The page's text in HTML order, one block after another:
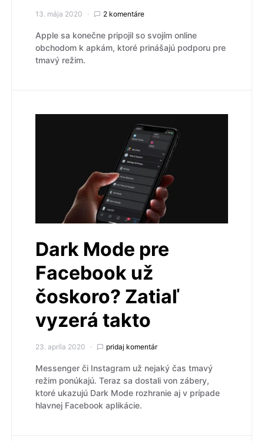
13. mája 2020 2 komentáre
Apple sa konečne pripojil so svojím online
obchodom k apkám, ktoré prinášajú podporu pre
tmavý režim.
Dark Mode pre
Facebook už
čoskoro? Zatiaľ
vyzerá takto
23. apríla 2020 pridaj komentár
Messenger či Instagram už nejaký čas tmavý
režim ponúkajú. Teraz sa dostali von zábery,
ktoré ukazujú Dark Mode rozhranie aj v prípade
hlavnej Facebook aplikácie.